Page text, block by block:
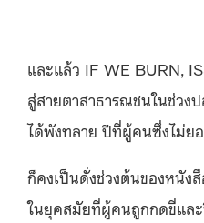
และแล้ว IF WE BURN,
สู่สายตาสาธารณชนในช่ว
ได้พังทลาย ปีที่ผู้คนซึ่งไม่ย
ก็คงเป็นดั่งช่วงต้นของหนัง
ในยุคสมัยที่ผู้คนถูกกดขี่แล